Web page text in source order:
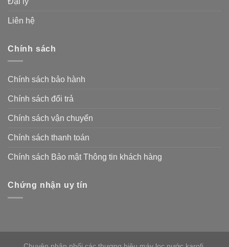
Liên hệ
Chính sách
Chính sách bảo hành
Chính sách đổi trả
Chính sách vận chuyển
Chính sách thanh toán
Chính sách Bảo mật Thông tin khách hàng
Chứng nhận uy tín